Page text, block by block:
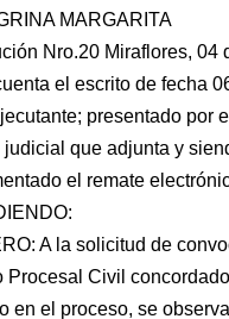
MARGARITA
Nro.20 Miraflores, 04
el escrito de fecha
presentado por
judicial que adjunta y
el remate
A la solicitud de
Procesal Civil
en el proceso, se